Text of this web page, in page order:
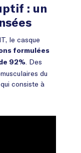
: un
le casque
formulées
92% . Des
du
consiste à